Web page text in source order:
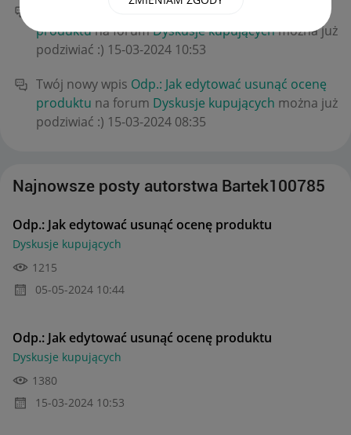
produktuna forumDyskusje kupującychmożna już
podziwiać :) ‎15-03-2024 10:53
Twój nowy wpis Odp.: Jak edytować usunąć ocenę
produktu na forum Dyskusje kupujących można już
podziwiać :) ‎15-03-2024 08:35
Najnowsze posty autorstwa Bartek100785
Odp.: Jak edytować usunąć ocenę produktu
Dyskusje kupujących
1215
‎05-05-2024 10:44
Odp.: Jak edytować usunąć ocenę produktu
Dyskusje kupujących
1380
‎15-03-2024 10:53